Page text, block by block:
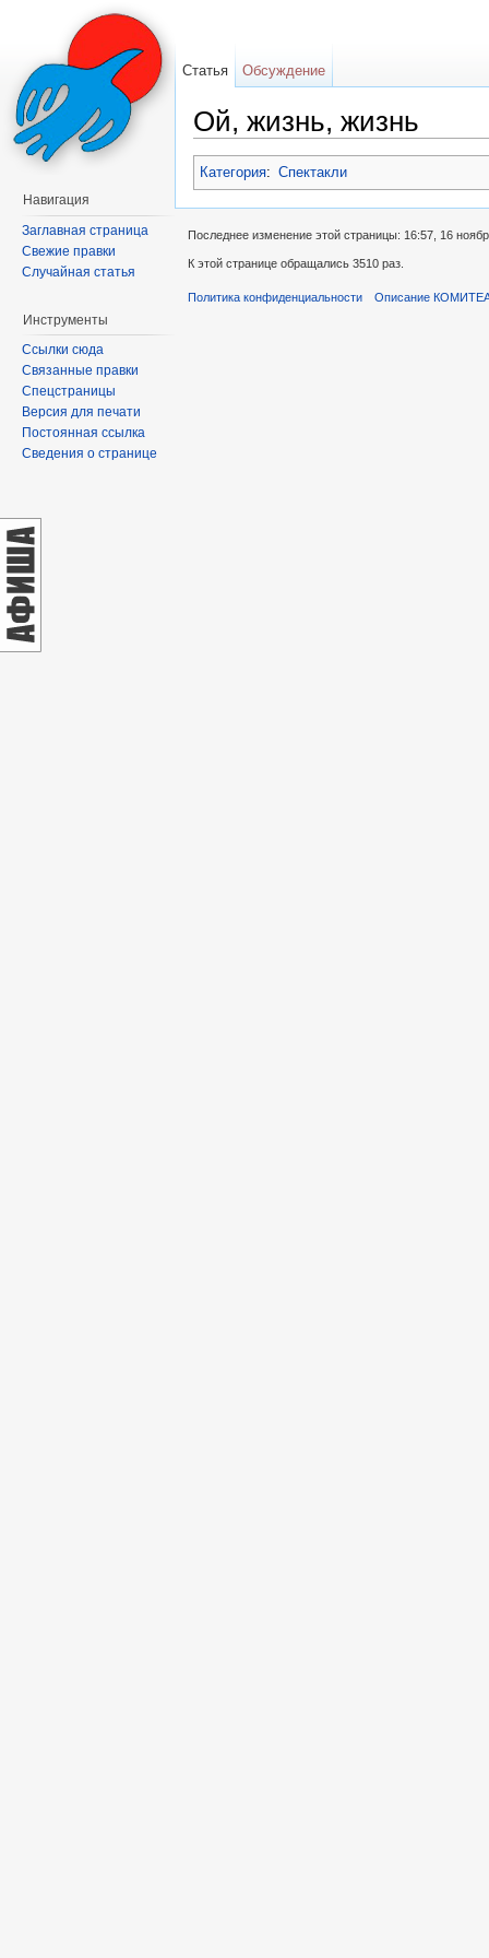
Ой, жизнь, жизнь
Категория: Спектакли
Статья Обсуждение
Навигация
Заглавная страница
Свежие правки
Случайная статья
Инструменты
Ссылки сюда
Связанные правки
Спецстраницы
Версия для печати
Постоянная ссылка
Сведения о странице
Последнее изменение этой страницы: 16:57, 16
К этой странице обращались 3510 раз.
Политика конфиденциальности Описание